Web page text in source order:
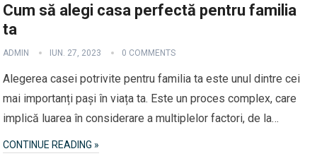
Cum să alegi casa perfectă pentru familia
ta
ADMIN IUN. 27, 2023 0 COMMENTS
Alegerea casei potrivite pentru familia ta este unul dintre cei
mai importanți pași în viața ta. Este un proces complex, care
implică luarea în considerare a multiplelor factori, de la…
CONTINUE READING »